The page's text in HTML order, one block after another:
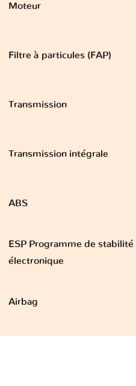
Moteur
Filtre à particules (FAP)
Transmission
Transmission intégrale
ABS
ESP Programme de stabilité
électronique
Airbag